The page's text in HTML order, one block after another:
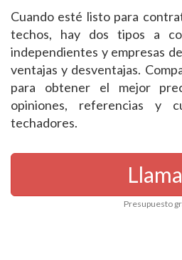
Cuando esté listo para
techos, hay dos tipos a
independientes y empresas
ventajas y desventajas.
para obtener el mejor
opiniones, referencias y
techadores.
Presupuesto